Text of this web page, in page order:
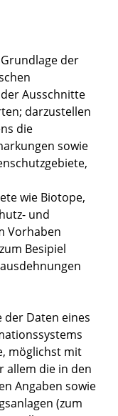
der
Ausschnitte
darzustellen
die
sowie
wie Biotope,
und
Vorhaben
Besipiel
der Daten eines
möglichst mit
allem die in den
Angaben sowie
(zum